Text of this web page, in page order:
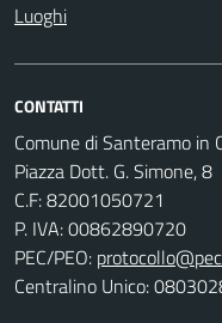
Luoghi
CONTATTI
Comune di Santeramo in
Piazza Dott. G. Simone, 8
C.F:82001050721
P. IVA:00862890720
PEC/PEO:
Centralino Unico: